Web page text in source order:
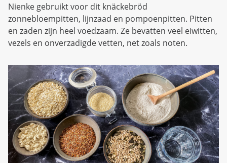
Nienke gebruikt voor dit knäckebröd
zonnebloempitten, lijnzaad en pompoenpitten. Pitten
en zaden zijn heel voedzaam. Ze bevatten veel eiwitten,
vezels en onverzadigde vetten, net zoals noten.